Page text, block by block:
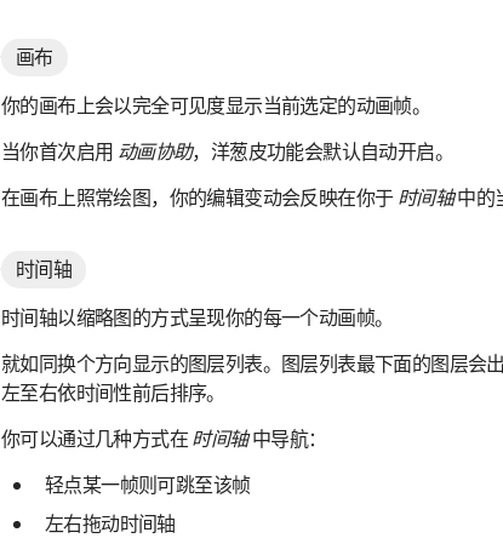
画布
你的画布上会以完全可见度显示当前选定的动画帧。
当你首次启用 动画协助，洋葱皮功能会默认自动开启。
在画布上照常绘图，你的编辑变动会反映在你于时间轴中的
时间轴
时间轴以缩略图的方式呈现你的每一个动画帧。
就如同换个方向显示的图层列表。图层列表最下面的图层会
左至右依时间性前后排序。
你可以通过几种方式在时间轴中导航：
轻点某一帧则可跳至该帧
左右拖动时间轴